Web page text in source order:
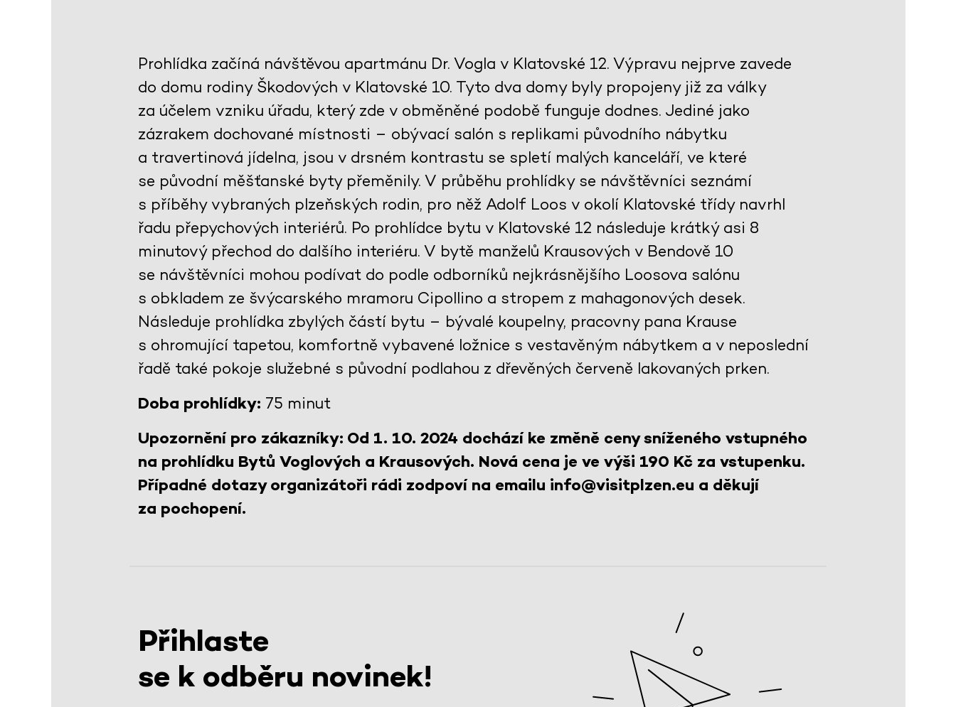
Prohlídka začíná návštěvou apartmánu Dr. Vogla v Klatovské 12. Výpravu nejprve zavede
do domu rodiny Škodových v Klatovské 10. Tyto dva domy byly propojeny již za války
za účelem vzniku úřadu, který zde v obměněné podobě funguje dodnes. Jediné jako
zázrakem dochované místnosti – obývací salón s replikami původního nábytku
a travertinová jídelna, jsou v drsném kontrastu se spletí malých kanceláří, ve které
se původní měšťanské byty přeměnily. V průběhu prohlídky se návštěvníci seznámí
s příběhy vybraných plzeňských rodin, pro něž Adolf Loos v okolí Klatovské třídy navrhl
řadu přepychových interiérů. Po prohlídce bytu v Klatovské 12 následuje krátký asi 8
minutový přechod do dalšího interiéru. V bytě manželů Krausových v Bendově 10
se návštěvníci mohou podívat do podle odborníků nejkrásnějšího Loosova salónu
s obkladem ze švýcarského mramoru Cipollino a stropem z mahagonových desek.
Následuje prohlídka zbylých částí bytu – bývalé koupelny, pracovny pana Krause
s ohromující tapetou, komfortně vybavené ložnice s vestavěným nábytkem a v neposlední
řadě také pokoje služebné s původní podlahou z dřevěných červeně lakovaných prken.
Doba prohlídky: 75 minut
Upozornění pro zákazníky: Od 1. 10. 2024 dochází ke změně ceny sníženého vstupného
na prohlídku Bytů Voglových a Krausových. Nová cena je ve výši 190 Kč za vstupenku.
Případné dotazy organizátoři rádi zodpoví na emailu info@visitplzen.eu a děkují
za pochopení.
Přihlaste
se k odběru novinek!